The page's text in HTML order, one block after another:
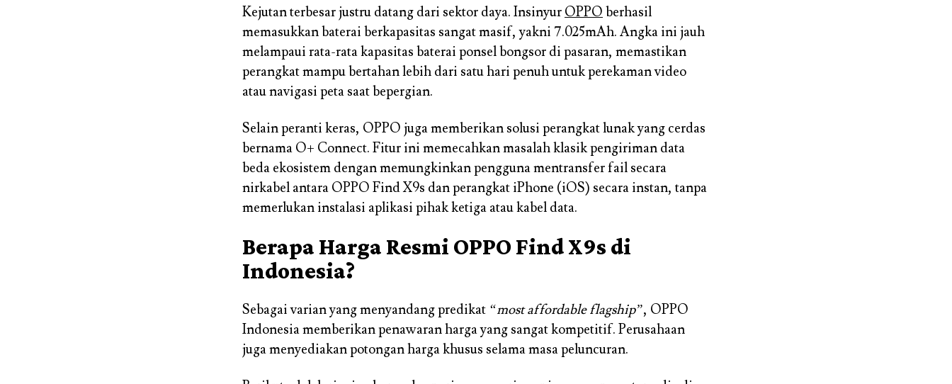
Kejutan terbesar justru datang dari sektor daya. Insinyur OPPO berhasil
memasukkan baterai berkapasitas sangat masif, yakni 7.025mAh. Angka ini jauh
melampaui rata-rata kapasitas baterai ponsel bongsor di pasaran, memastikan
perangkat mampu bertahan lebih dari satu hari penuh untuk perekaman video
atau navigasi peta saat bepergian.
Selain peranti keras, OPPO juga memberikan solusi perangkat lunak yang cerdas
bernama O+ Connect. Fitur ini memecahkan masalah klasik pengiriman data
beda ekosistem dengan memungkinkan pengguna mentransfer fail secara
nirkabel antara OPPO Find X9s dan perangkat iPhone (iOS) secara instan, tanpa
memerlukan instalasi aplikasi pihak ketiga atau kabel data.
Berapa Harga Resmi OPPO Find X9s di
Indonesia?
Sebagai varian yang menyandang predikat “most affordable flagship”, OPPO
Indonesia memberikan penawaran harga yang sangat kompetitif. Perusahaan
juga menyediakan potongan harga khusus selama masa peluncuran.